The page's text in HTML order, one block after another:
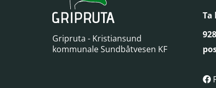
Gripruta - Kristiansund
kommunale Sundbåtvesen KF
Ta
